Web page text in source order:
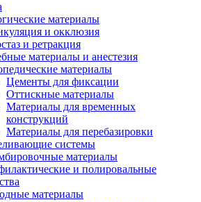
материалы
и окклюзия
и ретракция
материалы и анестезия
материалы
Цементы для фиксации
Оттискные материалы
Материалы для временных
конструкций
Материалы для перебазировки
системы
материалы
и полировальные
материалы